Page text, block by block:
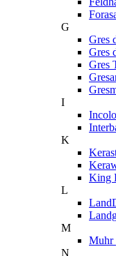
G
Gres
Gres
Gres
I
K
King
L
M
Muhr
N